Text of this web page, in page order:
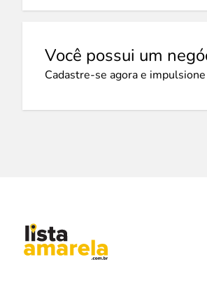
Você possui um
Cadastre-se agora e